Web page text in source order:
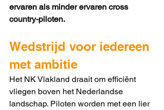
ervaren als minder ervaren cross
country-piloten.
Wedstrijd voor iedereen
met ambitie
Het NK Vlakland draait om efficiënt
vliegen boven het Nederlandse
landschap. Piloten worden met een lier